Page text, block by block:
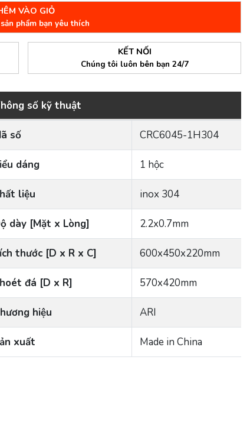
VÀO GIỎ
phẩm bạn yêu thích
KẾT NỐI
Chúng tôi luôn bên bạn 24/7
số kỹ thuật
số CRC6045-1H304
dáng 1 hộc
liệu inox 304
dày [Mặt x Lòng] 2.2x0.7mm
thước [D x R x C] 600x450x220mm
đá [D x R] 570x420mm
hiệu ARI
xuất Made in China